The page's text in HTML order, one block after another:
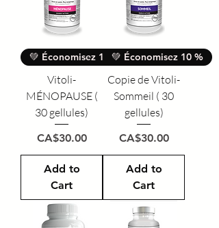
💚 Économisez 10 %
Vitoli-
MÉNOPAUSE (
30 gellules)
Price
CA$30.00
Add to
Cart
💚 Économisez 10 %
Copie de Vitoli-
Sommeil ( 30
gellules)
Price
CA$30.00
Add to
Cart